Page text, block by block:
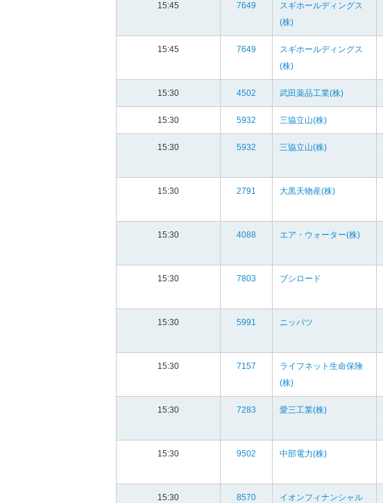
15:45 7649
スギホールディングス
(株)
15:45 7649
スギホールディングス
(株)
15:30 4502 武田薬品工業(株)
15:30 5932 三協立山(株)
15:30 5932 三協立山(株)
15:30 2791 大黒天物産(株)
15:30 4088 エア・ウォーター(株)
15:30 7803 ブシロード
15:30 5991 ニッパツ
15:30 7157
ライフネット生命保険
(株)
15:30 7283 愛三工業(株)
15:30 9502 中部電力(株)
15:30 8570
イオンフィナンシャル